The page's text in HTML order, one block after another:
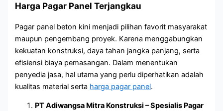
Harga Pagar Panel Terjangkau
Pagar panel beton kini menjadi pilihan favorit masyarakat
maupun pengembang proyek. Karena menggabungkan
kekuatan konstruksi, daya tahan jangka panjang, serta
efisiensi biaya pemasangan. Dalam menentukan
penyedia jasa, hal utama yang perlu diperhatikan adalah
kualitas material serta harga pagar panel.
PT Adiwangsa Mitra Konstruksi – Spesialis Pagar